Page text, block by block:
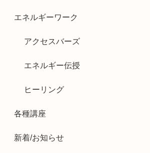
エネルギーワーク
アクセスバーズ
エネルギー伝授
ヒーリング
各種講座
新着/お知らせ